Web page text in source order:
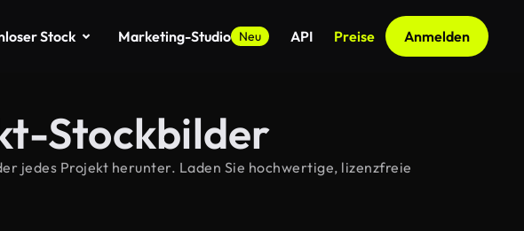
Stock Marketing-Studio Neu API Preise Anmelden
Stockbilder
jedes Projekt herunter. Laden Sie hochwertige, lizenzfreie